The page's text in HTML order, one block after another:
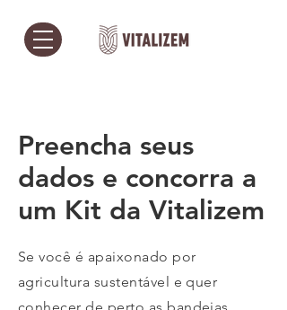
Preencha seus
dados e concorra a
um Kit da Vitalizem
Se você é apaixonado por
agricultura sustentável e quer